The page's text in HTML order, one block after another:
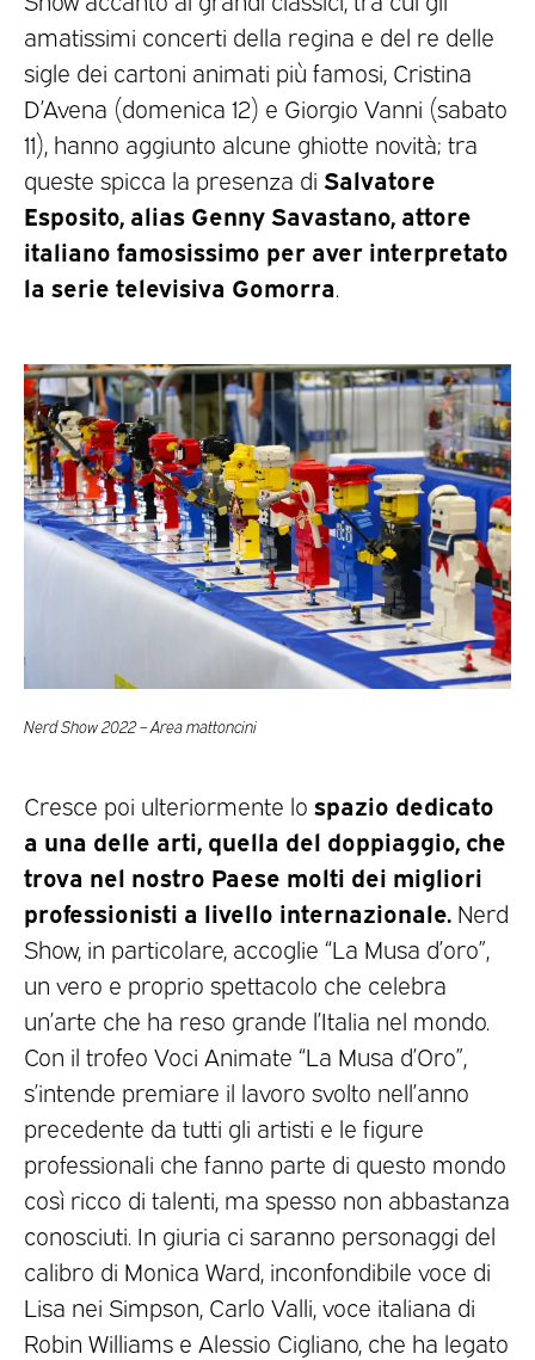
amatissimi concerti della regina e del re delle
sigle dei cartoni animati più famosi, Cristina
D’Avena (domenica 12) e Giorgio Vanni (sabato
11), hanno aggiunto alcune ghiotte novità; tra
queste spicca la presenza di Salvatore
Esposito, alias Genny Savastano, attore
italiano famosissimo per aver interpretato
la serie televisiva Gomorra
Nerd Show 2022 – Area mattoncini
Cresce poi ulteriormente lo spazio dedicato
a una delle arti, quella del doppiaggio, che
trova nel nostro Paese molti dei migliori
professionisti a livello internazionale. Nerd
Show, in particolare, accoglie “La Musa d’oro”,
un vero e proprio spettacolo che celebra
un’arte che ha reso grande l’Italia nel mondo.
Con il trofeo Voci Animate “La Musa d’Oro”,
s’intende premiare il lavoro svolto nell’anno
precedente da tutti gli artisti e le figure
professionali che fanno parte di questo mondo
così ricco di talenti, ma spesso non abbastanza
conosciuti. In giuria ci saranno personaggi del
calibro di Monica Ward, inconfondibile voce di
Lisa nei Simpson, Carlo Valli, voce italiana di
Robin Williams e Alessio Cigliano, che ha legato